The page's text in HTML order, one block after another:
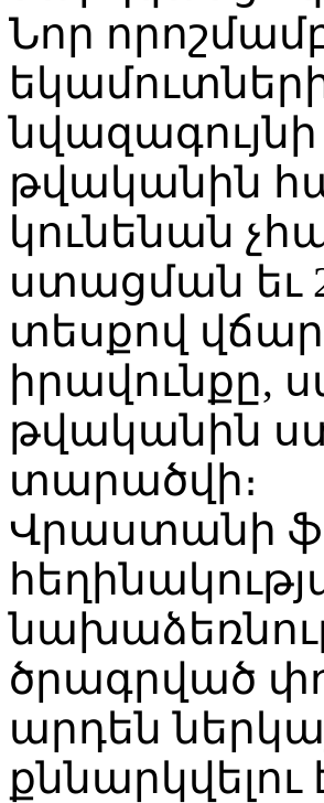
Նոր
նվազագույնի
թվականին
կունենան
ստացման եւ
տեսքով
իրավունքը,
թվականին
տարածվի։
Վրաստանի
ծրագրված
արդեն